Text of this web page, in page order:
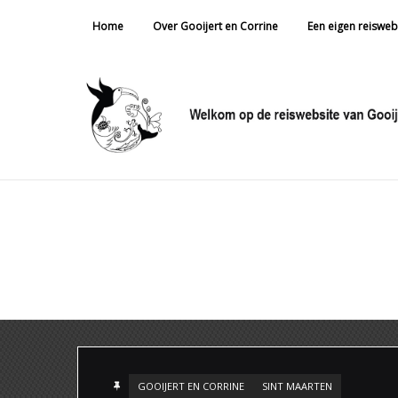
Home Over Gooijert en Corrine Een eigen
GOOIJERT EN CORRINE SINT MAARTEN